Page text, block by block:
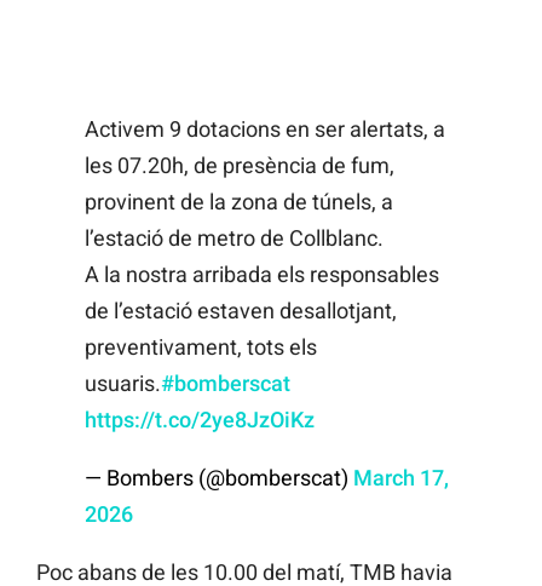
Activem 9 dotacions en ser alertats, a
les 07.20h, de presència de fum,
provinent de la zona de túnels, a
l’estació de metro de Collblanc.
A la nostra arribada els responsables
de l’estació estaven desallotjant,
preventivament, tots els
usuaris.#bomberscat
https://t.co/2ye8JzOiKz
— Bombers (@bomberscat) March 17,
2026
Poc abans de les 10.00 del matí, TMB havia